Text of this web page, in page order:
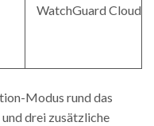
WatchGuard Cloud
Modus rund das
drei zusätzliche